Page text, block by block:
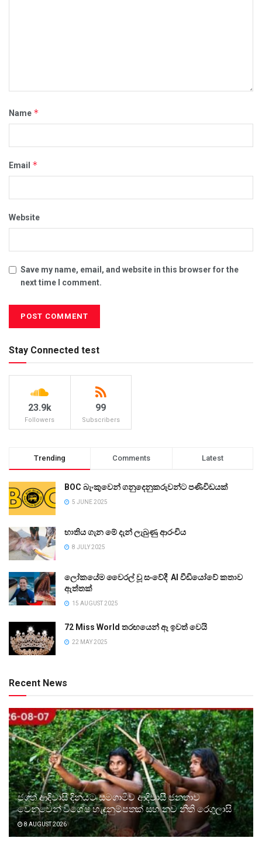
Name *
Email *
Website
Save my name, email, and website in this browser for the
next time I comment.
Stay Connected test
23.9k
Followers
99
Subscribers
Trending Comments Latest
BOC බැංකුවෙන් ගනුදෙනුකරුවන්ට පණිවිඩයක්
5 JUNE 2025
භාතිය ගැන මේ දැන් ලැබුණු ආරංචිය
8 JULY 2025
ලෝකයේම වෛරල් වූ සංවේදී AI වීඩියෝවේ කතාව
ඇත්තක්
15 AUGUST 2025
72 Miss World තරඟයෙන් ඈ ඉවත් වෙයි
22 MAY 2025
Recent News
ජගත් ආදිවාසි දිනයට සමගාමීව ආදිවාසී ජනතාව
වෙනුවෙන් විශේෂ හැඳුනුම්පතක් සහ නව නීති රෙගුලාසි
8 AUGUST 2026